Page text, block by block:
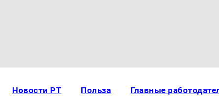
Новости РТ Польза Главные